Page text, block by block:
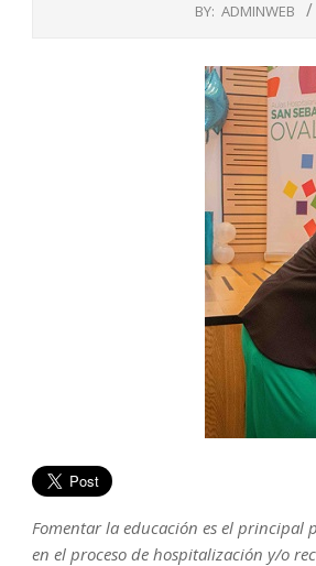
BY: ADMINWEB
Fomentar la educación es el principal
en el proceso de hospitalización y/o